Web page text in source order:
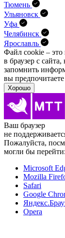
Тюмень
Ульяновск
Уфа
Челябинск
Ярославль
Файл cookie – это
в браузер с
запомнить
вы
Хорошо
Ваш браузер
не
Пожалуйста,
могли бы перейти:
Microsoft
Mozilla
Safari
Google
Opera